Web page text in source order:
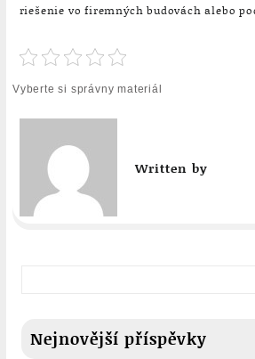
riešenie vo firemných budovách alebo
Navigace
příspěvek
Vyberte si správny materiál
Written by
Nejnovější příspěvky